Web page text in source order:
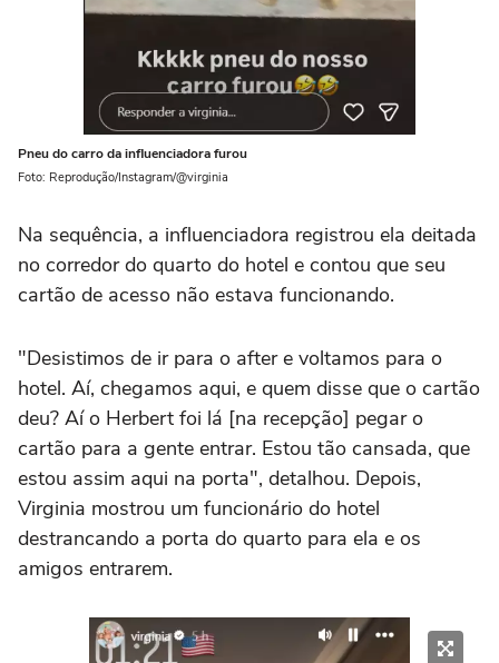
Pneu do carro da influenciadora furou
Foto: Reprodução/Instagram/@virginia
Na sequência, a influenciadora registrou ela deitada
no corredor do quarto do hotel e contou que seu
cartão de acesso não estava funcionando.
"Desistimos de ir para o after e voltamos para o
hotel. Aí, chegamos aqui, e quem disse que o cartão
deu? Aí o Herbert foi lá [na recepção] pegar o
cartão para a gente entrar. Estou tão cansada, que
estou assim aqui na porta", detalhou. Depois,
Virginia mostrou um funcionário do hotel
destrancando a porta do quarto para ela e os
amigos entrarem.